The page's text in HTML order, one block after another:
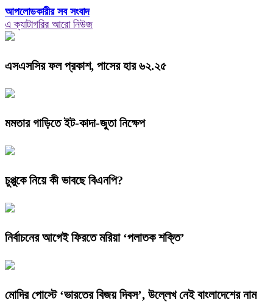
আপলোডকারীর সব সংবাদ
এ ক্যাটাগরির আরো নিউজ
এসএসসির ফল প্রকাশ, পাসের হার ৬২.২৫
মমতার গাড়িতে ইট-কাদা-জুতা নিক্ষেপ
চুপ্পুকে নিয়ে কী ভাবছে বিএনপি?
নির্বাচনের আগেই ফিরতে মরিয়া ‘পলাতক শক্তি’
মোদির পোস্টে ‘ভারতের বিজয় দিবস’, উল্লেখ নেই বাংলাদেশের নাম